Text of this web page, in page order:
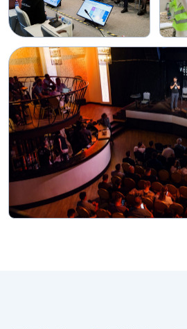
Как добраться
© 2025 ООО «ФАКТ.Пром»
Политика конфиденциальности